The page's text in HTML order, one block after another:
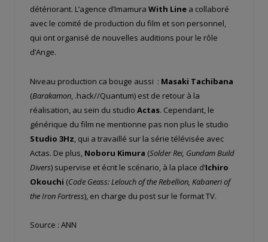
détériorant. L’agence d’Imamura With Line a collaboré
avec le comité de production du film et son personnel,
qui ont organisé de nouvelles auditions pour le rôle
d’Ange.
Niveau production ca bouge aussi : Masaki Tachibana
(Barakamon , .hack//Quantum) est de retour à la
réalisation, au sein du studio Actas. Cependant, le
générique du film ne mentionne pas non plus le studio
Studio 3Hz , qui a travaillé sur la série télévisée avec
Actas. De plus, Noboru Kimura (Solder Rei, Gundam Build
Divers) supervise et écrit le scénario, à la place d’Ichiro
Okouchi (Code Geass: Lelouch of the Rebellion, Kabaneri of
the Iron Fortress), en charge du post sur le format TV.
Source : ANN